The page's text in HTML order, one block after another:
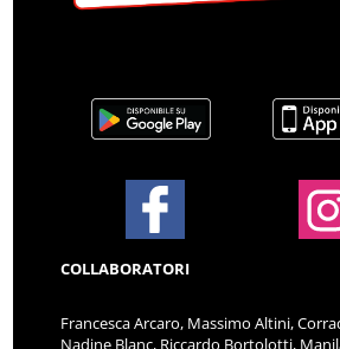
COLLABORATORI
Francesca Arcaro, Massimo Altini,
Nadine Blanc, Riccardo Bortolotti,